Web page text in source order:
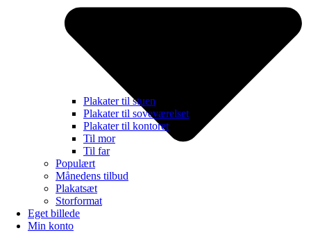
Plakater til stuen
Plakater til soveværelset
Plakater til kontoret
Til mor
Til far
Populært
Månedens tilbud
Plakatsæt
Storformat
Eget billede
Min konto